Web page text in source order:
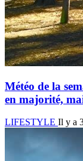
Météo de la
en majorité,
LIFESTYLE Il y a